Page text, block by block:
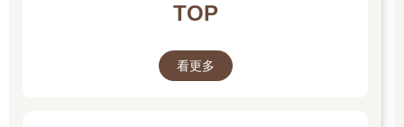
沐沐看到這一幕，忍不住掩著嘴笑。她和志典是鄰居，從小就玩
TOP
看更多